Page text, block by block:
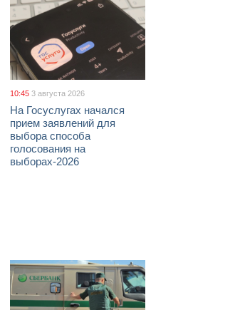
10:45 3 августа 2026
На Госуслугах начался
прием заявлений для
выбора способа
голосования на
выборах-2026